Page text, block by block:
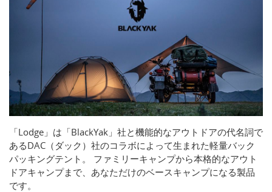
「Lodge」は「BlackYak」社と機能的なアウトドアの代名詞で
あるDAC（ダック）社のコラボによって生まれた軽量バック
パッキングテント。 ファミリーキャンプから本格的なアウト
ドアキャンプまで、あなただけのベースキャンプになる製品
です。